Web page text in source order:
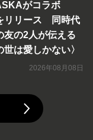
がコラボ
リリース 同時代
友の2人が伝える
世は愛しかない〉
2026年08月08日